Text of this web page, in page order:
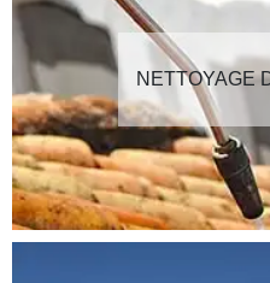
NETTOYAGE